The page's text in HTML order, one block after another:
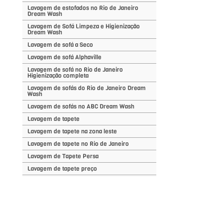
Lavagem de estofados no Rio de Janeiro
Dream Wash
Lavagem de Sofá Limpeza e Higienização
Dream Wash
Lavagem de sofá a Seco
Lavagem de sofá Alphaville
Lavagem de sofá no Rio de Janeiro
Higienização completa
Lavagem de sofás do Rio de Janeiro Dream
Wash
Lavagem de sofás no ABC Dream Wash
Lavagem de tapete
Lavagem de tapete na zona leste
Lavagem de tapete no Rio de Janeiro
Lavagem de Tapete Persa
Lavagem de tapete preço